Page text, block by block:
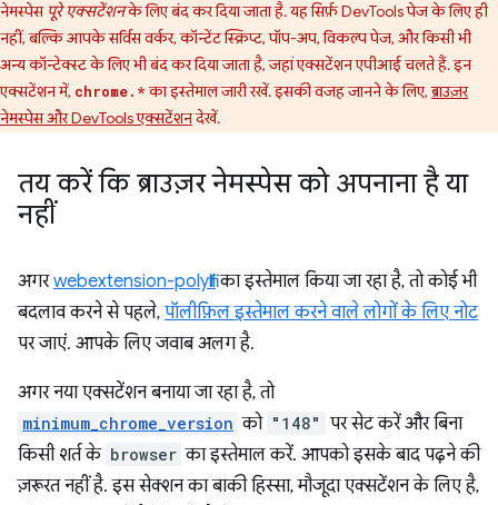
नेमस्पेस पूरे एक्सटेंशनके लिए बंद कर दिया जाता है. यह सिर्फ़ DevTools पेज के लिए ही
नहीं, बल्कि आपके सर्विस वर्कर, कॉन्टेंट स्क्रिप्ट, पॉप-अप, विकल्प पेज, और किसी भी
अन्य कॉन्टेक्स्ट के लिए भी बंद कर दिया जाता है, जहां एक्सटेंशन एपीआई चलते हैं. इन
एक्सटेंशन में, chrome.*का इस्तेमाल जारी रखें. इसकी वजह जानने के लिए,ब्राउज़र
नेमस्पेस और DevTools एक्सटेंशनदेखें.
तय करें कि ब्राउज़र नेमस्पेस को अपनाना है या
नहीं
अगरwebextension-polyfillका इस्तेमाल किया जा रहा है, तो कोई भी
बदलाव करने से पहले, पॉलीफ़िल इस्तेमाल करने वाले लोगों के लिए नोट
पर जाएं. आपके लिए जवाब अलग है.
अगर नया एक्सटेंशन बनाया जा रहा है, तो
minimum_chrome_version को "148" पर सेट करें और बिना
किसी शर्त के browser का इस्तेमाल करें. आपको इसके बाद पढ़ने की
ज़रूरत नहीं है. इस सेक्शन का बाकी हिस्सा, मौजूदा एक्सटेंशन के लिए है,